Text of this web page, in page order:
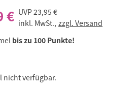
€ UVP23,95 €
inkl. MwSt., zzgl. Versand
bis zu 100 Punkte!
nicht verfügbar.